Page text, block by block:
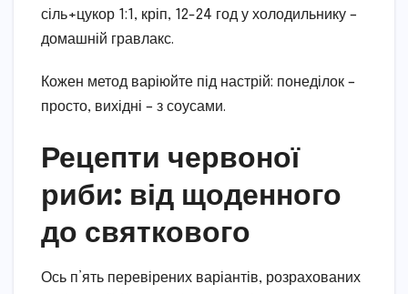
сіль+цукор 1:1, кріп, 12-24 год у холодильнику –
домашній гравлакс.
Кожен метод варіюйте під настрій: понеділок –
просто, вихідні – з соусами.
Рецепти червоної
риби: від щоденного
до святкового
Ось п’ять перевірених варіантів, розрахованих